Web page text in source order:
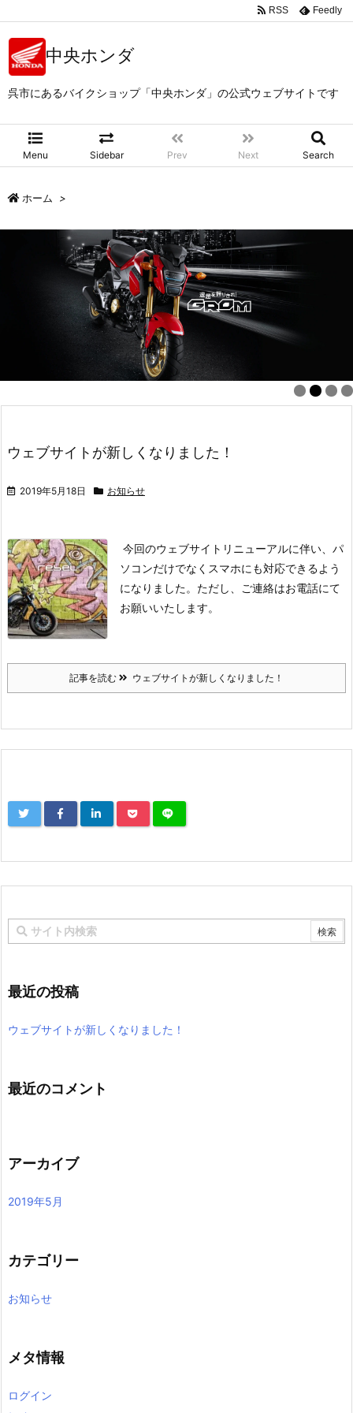
中央ホンダ
呉市にあるバイクショップ「中央ホンダ」の公式ウェブサイトです
Menu Sidebar Prev Next Search
RSS Feedly
ホーム >
ウェブサイトが新しくなりました！
2019年5月18日 お知らせ
今回のウェブサイトリニューアルに伴い、パ
ソコンだけでなくスマホにも対応できるよう
になりました。 ただし、ご連絡はお電話にて
お願いいたします。
記事を読む ウェブサイトが新しくなりました！
最近の投稿
ウェブサイトが新しくなりました！
最近のコメント
アーカイブ
2019年5月
カテゴリー
お知らせ
メタ情報
ログイン